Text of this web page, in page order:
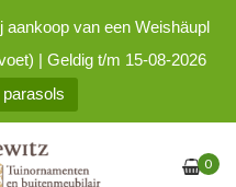
aankoop van een Weishäupl
| Geldig t/m 15-08-2026
0